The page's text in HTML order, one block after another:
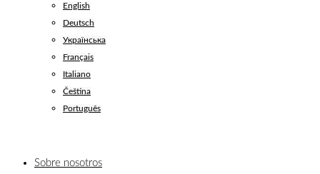
English
Deutsch
Українська
Français
Italiano
Čeština
Português
Sobre nosotros